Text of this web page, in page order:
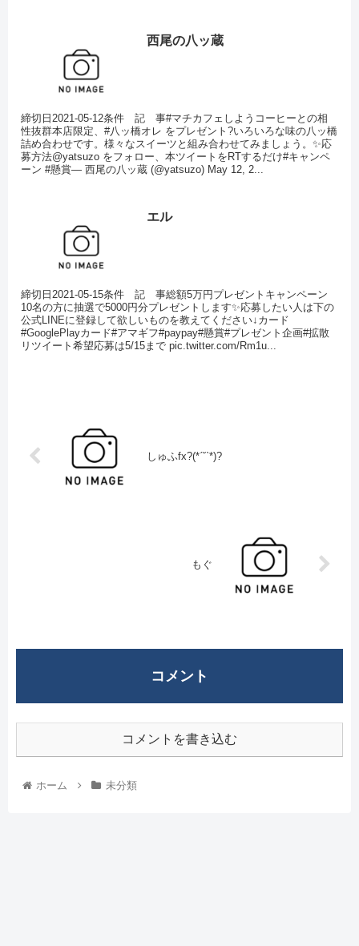
西尾の八ッ蔵
締切日2021-05-12条件 記 事#マチカフェしようコーヒーとの相
性抜群本店限定、#八ッ橋オレ をプレゼント?いろいろな味の八ッ橋
詰め合わせです。様々なスイーツと組み合わせてみましょう。✨応
募方法@yatsuzo をフォロー、本ツイートをRTするだけ#キャンペ
ーン #懸賞— 西尾の八ッ蔵 (@yatsuzo) May 12, 2...
エル
締切日2021-05-15条件 記 事総額5万円プレゼントキャンペーン
10名の方に抽選で5000円分プレゼントします✨応募したい人は下の
公式LINEに登録して欲しいものを教えてください↓カード
#GooglePlayカード#アマギフ#paypay#懸賞#プレゼント企画#拡散
リツイート希望応募は5/15まで pic.twitter.com/Rm1u...
しゅふfx?(*ˊ˘ˋ*)?
もぐ
コメント
コメントを書き込む
ホーム 未分類